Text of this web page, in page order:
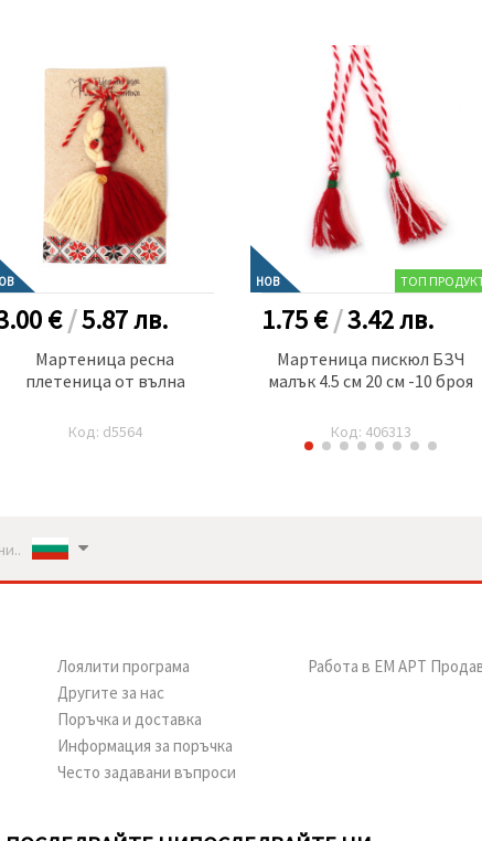
€/5.87лв.
Мартеница ресна
плетеница от вълна
Код: d5564
НОВ ТОП
1.75 €/3.42лв.
Мартеница пискюл БЗЧ
малък 4.5 см 20 см -10 броя
Код: 406313
Лоялити програма
Другите за нас
Поръчка и доставка
Информация за поръчка
Често задавани въпроси
Работа в ЕМ АРТ